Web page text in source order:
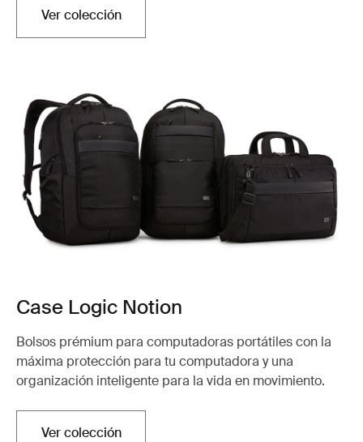
Ver colección
Case Logic Notion
Bolsos prémium para computadoras portátiles con la
máxima protección para tu computadora y una
organización inteligente para la vida en movimiento.
Ver colección